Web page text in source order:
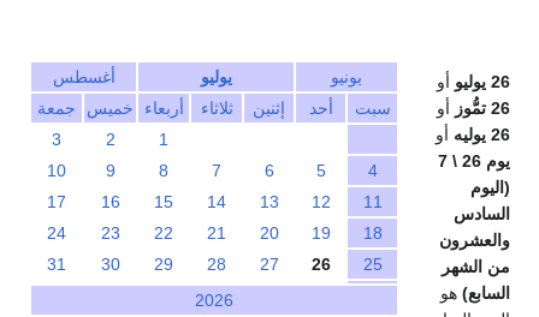
يونيو يوليو
أغسطس
سبت
أحد إثنين ثلاثاء أربعاء خميس
جمعة
1
2
3
4
5
6
7
8
9
10
11
12
13
14
15
16
17
18
19
20
21
22
23
24
25
26
27
28
29
30
31
2026
26 يوليو
أو
26 تمُّوز
أو
26 يوليه
أو
يوم 26 \ 7
(اليوم
السادس
والعشرون
من الشهر
السابع) هو